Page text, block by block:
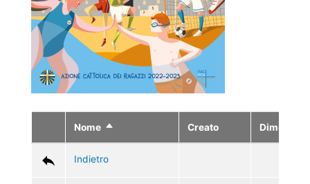
Nome Ordina
in
modo
Creato
Indietro